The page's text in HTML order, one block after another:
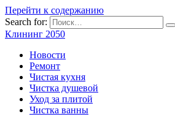
Перейти к содержанию
Search for:
Клининг 2050
Новости
Ремонт
Чистая кухня
Чистка душевой
Уход за плитой
Чистка ванны